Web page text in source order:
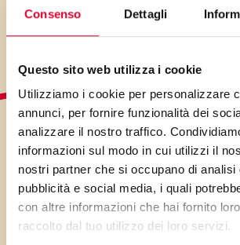
Consenso Dettagli
Questo sito web utilizza i cookie
Utilizziamo i cookie per personalizzare
annunci, per fornire funzionalità dei
analizzare il nostro traffico.
informazioni sul modo in cui utilizzi il
nostri partner che si occupano di analisi
pubblicità e social media, i quali
con altre informazioni che hai fornito
raccolto dal tuo utilizzo dei loro servizi.
Minuti di cottura: 20 min
LO
Le stelline di Natale: